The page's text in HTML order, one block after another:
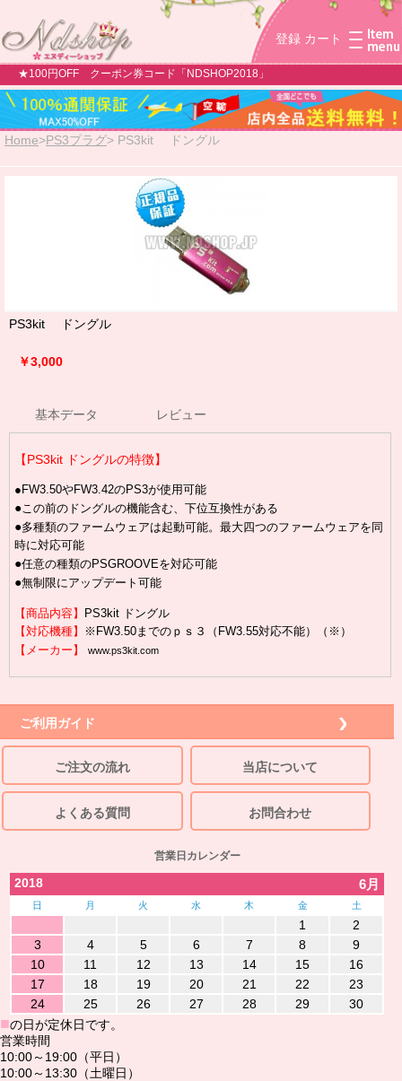
登録 カート
★100円OFF クーポン券コード「NDSHOP2018」
Home>PS3プラグ> PS3kit ドングル
PS3kit ドングル
￥3,000
基本データ レビュー
【PS3kit ドングルの特徴】
●FW3.50やFW3.42のPS3が使用可能
● この前のドングルの機能含む、下位互換性がある
●多種類のファームウェアは起動可能。最大四つのファームウェアを同
時に対応可能
●任意の種類のPSGROOVEを対応可能
●無制限にアップデート可能
【商品内容】
PS3kit ドングル
【対応機種】
※FW3.50までのｐｓ３（FW3.55対応不能）（※）
【メーカー】
www.ps3kit.com
ご利用ガイド
ご注文の流れ 当店について
よくある質問 お問合わせ
営業日カレンダー
2018 6月
日 月 火 水 木 金 土
1
2
3
4 5 6 7 8
9
10
11 12 13 14 15
16
17
18 19 20 21 22
23
24
25 26 27 28 29 30
■の日が定休日です。
営業時間
10:00～19:00（平日）
10:00～13:30（土曜日）